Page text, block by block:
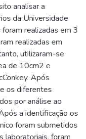
analisar a
da Universidade
realizadas em 3
realizadas em
utilizaram-se
de 10cm2 e
Após
os diferentes
por análise ao
a identificação os
foram submetidos